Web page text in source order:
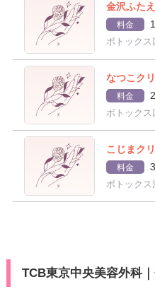
金沢ふた
料金
ボトックス
なつこク
料金
ボトックス
こじまク
料金
ボトックス
TCB東京中央美容外科